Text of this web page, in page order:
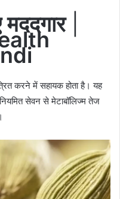
|
करने में सहायक होता है। यह
सेवन से मेटाबॉलिज्म तेज